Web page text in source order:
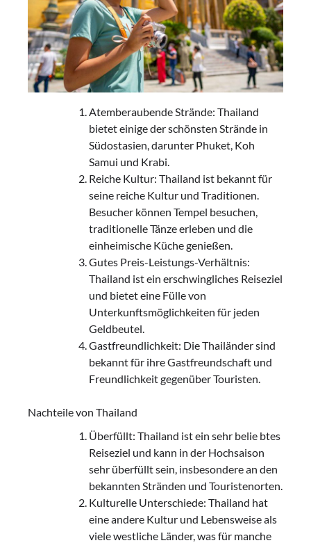
Atemberaubende Strände: Thailand
bietet einige der schönsten Strände in
Südostasien, darunter Phuket, Koh
Samui und Krabi.
Reiche Kultur: Thailand ist bekannt für
seine reiche Kultur und Traditionen.
Besucher können Tempel besuchen,
traditionelle Tänze erleben und die
einheimische Küche genießen.
Gutes Preis-Leistungs-Verhältnis:
Thailand ist ein erschwingliches Reiseziel
und bietet eine Fülle von
Unterkunftsmöglichkeiten für jeden
Geldbeutel.
Gastfreundlichkeit: Die Thailänder sind
bekannt für ihre Gastfreundschaft und
Freundlichkeit gegenüber Touristen.
Nachteile von Thailand
Überfüllt: Thailand ist ein sehr belie btes
Reiseziel und kann in der Hochsaison
sehr überfüllt sein, insbesondere an den
bekannten Stränden und Touristenorten.
Kulturelle Unterschiede: Thailand hat
eine andere Kultur und Lebensweise als
viele westliche Länder, was für manche